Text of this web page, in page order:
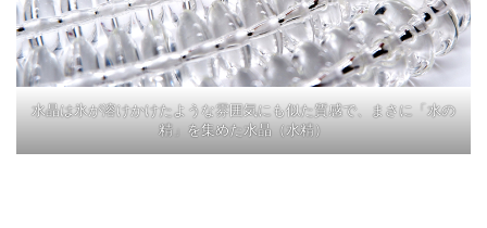
水晶は氷が溶けかけたような雰囲気にも似た質感で、まさに「水の
精」を集めた水晶（水精）